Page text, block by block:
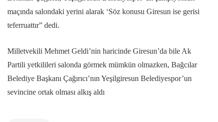
maçında salondaki yerini alarak ‘Söz konusu Giresun ise gerisi
teferruattır” dedi.
Milletvekili Mehmet Geldi’nin haricinde Giresun’da bile Ak
Partili yetkilileri salonda görmek mümkün olmazken, Bağcılar
Belediye Başkanı Çağırıcı’nın Yeşilgiresun Belediyespor’un
sevincine ortak olması alkış aldı